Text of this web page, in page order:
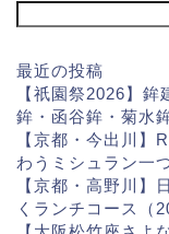
最近の投稿
【祇園祭2026】
鉾・函谷鉾・菊水
【京都・今出川
わうミシュラン一
【京都・高野川】
くランチコース（